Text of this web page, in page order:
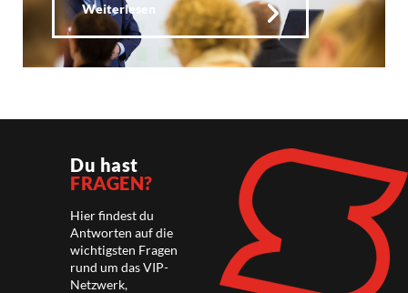
Weiterlesen
Du hast
FRAGEN?
Hier findest du
Antworten auf die
wichtigsten Fragen
rund um das VIP-
Netzwerk,